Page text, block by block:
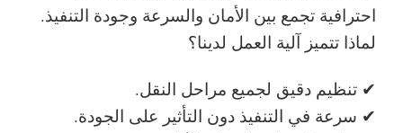
احترافية تجمع بين الأمان والسرعة وجودة التنفيذ.
لماذا تتميز آلية العمل لدينا؟
✔ تنظيم دقيق لجميع مراحل النقل.
✔ سرعة في التنفيذ دون التأثير على الجودة.